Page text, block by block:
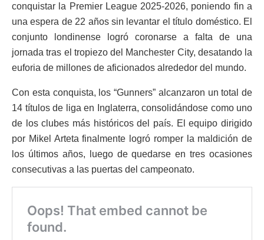
conquistar la Premier League 2025-2026, poniendo fin a
una espera de 22 años sin levantar el título doméstico. El
conjunto londinense logró coronarse a falta de una
jornada tras el tropiezo del Manchester City, desatando la
euforia de millones de aficionados alrededor del mundo.
Con esta conquista, los “Gunners” alcanzaron un total de
14 títulos de liga en Inglaterra, consolidándose como uno
de los clubes más históricos del país. El equipo dirigido
por Mikel Arteta finalmente logró romper la maldición de
los últimos años, luego de quedarse en tres ocasiones
consecutivas a las puertas del campeonato.